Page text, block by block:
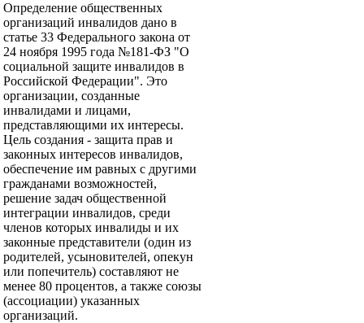
Определение общественных
организаций инвалидов дано в
статье 33 Федерального закона от
24 ноября 1995 года №181-ФЗ "О
социальной защите инвалидов в
Российской Федерации". Это
организации, созданные
инвалидами и лицами,
представляющими их интересы.
Цель создания - защита прав и
законных интересов инвалидов,
обеспечение им равных с другими
гражданами возможностей,
решение задач общественной
интеграции инвалидов, среди
членов которых инвалиды и их
законные представители (один из
родителей, усыновителей, опекун
или попечитель) составляют не
менее 80 процентов, а также союзы
(ассоциации) указанных
организаций.